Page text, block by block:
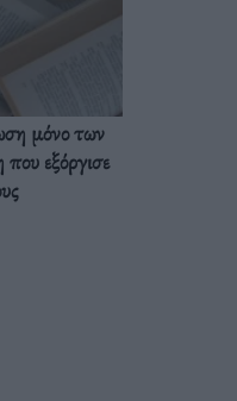
μόνο των
εξόργισε